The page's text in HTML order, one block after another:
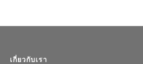
เกี่ยวกับเรา